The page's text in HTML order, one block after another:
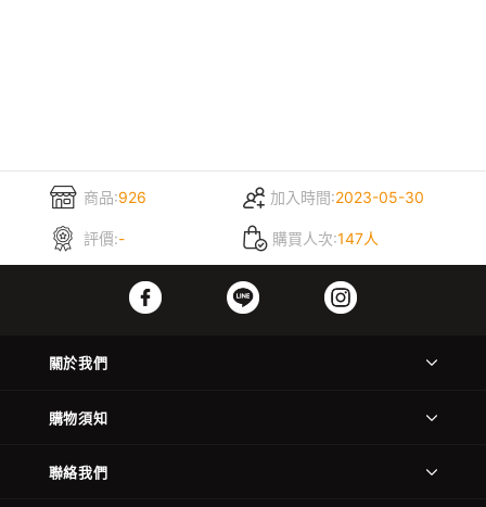
商品:926 加入時間:2023-05-30
評價:- 購買人次:147人
關於我們
購物須知
聯絡我們